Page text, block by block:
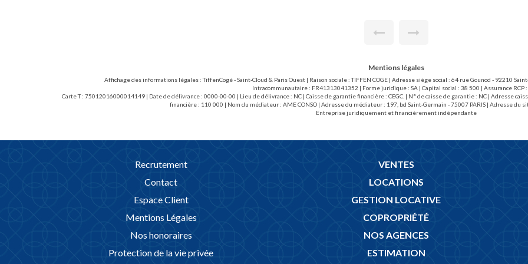
Mentions légales
Affichage des informations légales : TiffenCogé - Saint-Cloud & Paris Ouest | Raison sociale : TIFFEN COGE | Adresse siège social : 64 rue Gounod - 92210
Intracommunautaire : FR41313041352 | Forme juridique : SA | Capital social : 38 500 | Assurance RCP :
Carte T : 75012016000014149 | Date de délivrance : 0000-00-00 | Lieu de délivrance : NC | Caisse de garantie financière : CEGC. | N° de caisse de garantie : NC | Adresse
financière : 110 000 | Nom du médiateur : AME CONSO | Adresse du médiateur : 197, bd Saint-Germain - 75007 PARIS | Adresse du
Entreprise juridiquement et financièrement indépendante
Recrutement
Contact
Espace Client
Mentions Légales
Nos honoraires
Protection de la vie privée
VENTES
LOCATIONS
GESTION LOCATIVE
COPROPRIÉTÉ
NOS AGENCES
ESTIMATION